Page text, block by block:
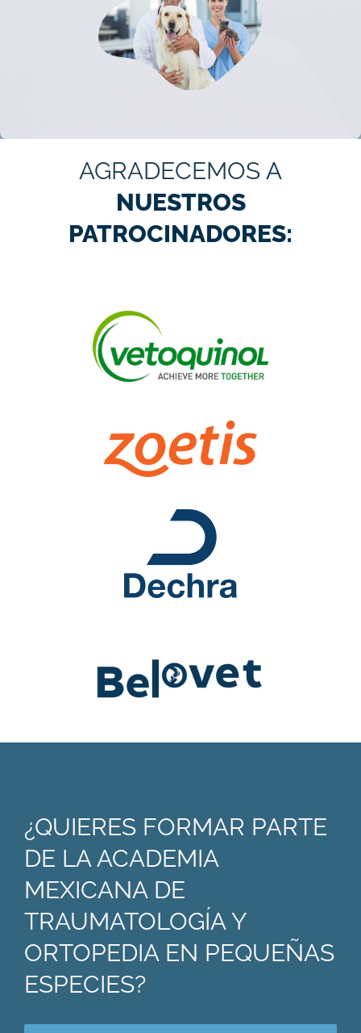
AGRADECEMOS A
NUESTROS
PATROCINADORES:
¿QUIERES FORMAR PARTE
DE LA ACADEMIA
MEXICANA DE
TRAUMATOLOGÍA Y
ORTOPEDIA EN PEQUEÑAS
ESPECIES?